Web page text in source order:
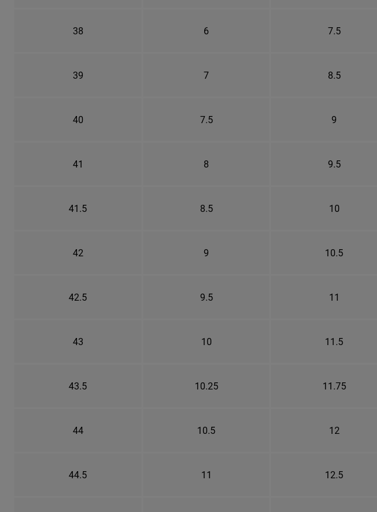
38 6 7.5
39 7 8.5
40 7.5 9
41 8 9.5
41.5 8.5 10
42 9 10.5
42.5 9.5 11
43 10 11.5
43.5 10.25 11.75
44 10.5 12
44.5 11 12.5